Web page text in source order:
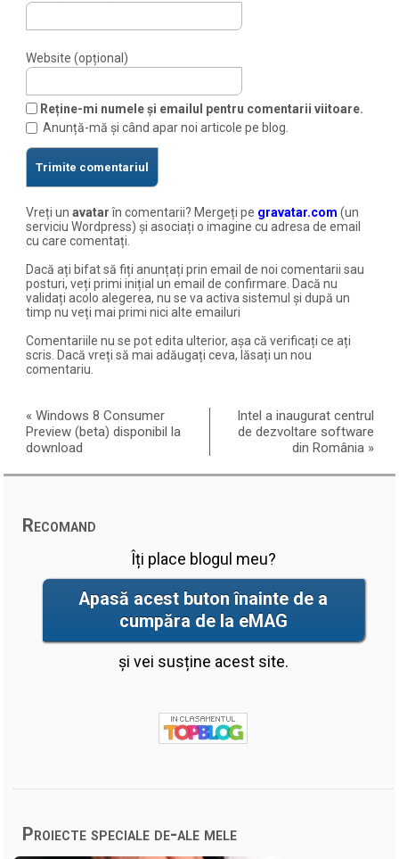
Website (opțional)
Reține-mi numele și emailul pentru comentarii viitoare.
Anunță-mă și când apar noi articole pe blog.
Vreți unavatarîn comentarii? Mergeți pe gravatar.com (un
serviciu Wordpress) și asociați o imagine cu adresa de email
cu care comentați.
Dacă ați bifat să fiți anunțați prin email de noi comentarii sau
posturi, veți primi inițial un email de confirmare. Dacă nu
validați acolo alegerea, nu se va activa sistemul și după un
timp nu veți mai primi nici alte emailuri
Comentariile nu se pot edita ulterior, așa că verificați ce ați
scris. Dacă vreți să mai adăugați ceva, lăsați un nou
comentariu.
«Windows 8 Consumer
Preview (beta) disponibil la
download
Intel a inaugurat centrul
de dezvoltare software
din România »
Recomand
Îți place blogul meu?
Apasă acest buton înainte de a
cumpăra de la eMAG
și vei susține acest site.
Proiecte speciale de-ale mele